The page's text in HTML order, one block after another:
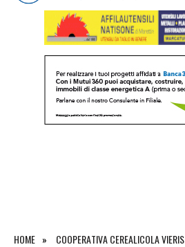
HOME COOPERATIVA CEREALICOLA VIERIS